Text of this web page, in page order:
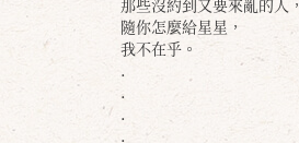
那些沒約到又要來亂的人，
隨你怎麼給星星，
我不在乎。
.
.
.
.